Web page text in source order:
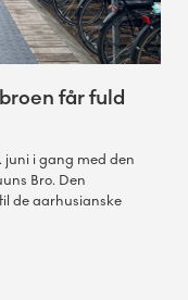
får fuld
i gang med den
Bro. Den
de aarhusianske